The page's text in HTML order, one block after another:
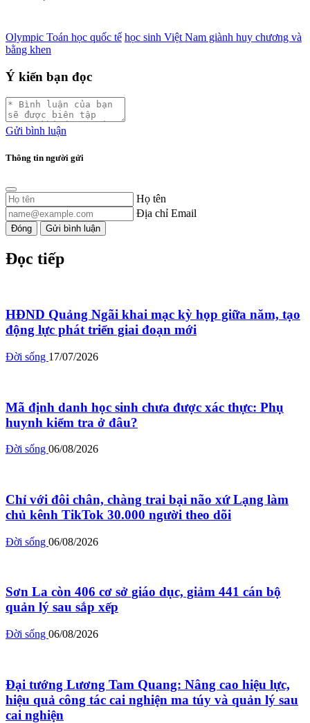
Olympic Toán học quốc tế học sinh Việt Nam giành huy chương và
bằng khen
Ý kiến bạn đọc
Gửi bình luận
Thông tin người gửi
Họ tên
Địa chỉ Email
Đóng Gửi bình luận
Đọc tiếp
HĐND Quảng Ngãi khai mạc kỳ họp giữa năm, tạo
động lực phát triển giai đoạn mới
Đời sống 17/07/2026
Mã định danh học sinh chưa được xác thực: Phụ
huynh kiểm tra ở đâu?
Đời sống 06/08/2026
Chỉ với đôi chân, chàng trai bại não xứ Lạng làm
chủ kênh TikTok 30.000 người theo dõi
Đời sống 06/08/2026
Sơn La còn 406 cơ sở giáo dục, giảm 441 cán bộ
quản lý sau sắp xếp
Đời sống 06/08/2026
Đại tướng Lương Tam Quang: Nâng cao hiệu lực,
hiệu quả công tác cai nghiện ma túy và quản lý sau
cai nghiện